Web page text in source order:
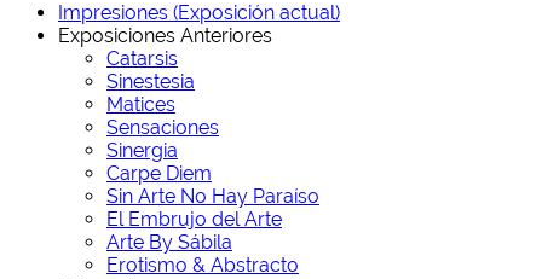
Impresiones (Exposición actual)
Exposiciones Anteriores
Catarsis
Sinestesia
Matices
Sensaciones
Sinergia
Carpe Diem
Sin Arte No Hay Paraíso
El Embrujo del Arte
Arte By Sábila
Erotismo & Abstracto